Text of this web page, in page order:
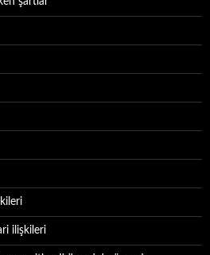
ilişkileri